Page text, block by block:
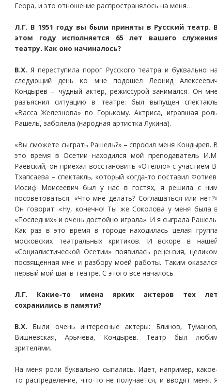
Геора, и это отношение распространялось на меня…
Л.Г. В 1951 году вы были приняты в Русский театр.
этом году исполняется 65 лет вашего
театру. Как оно начиналось?
В.Х. Я переступила порог Русского театра и буквально
следующий день ко мне подошел Леонид
Кондырев – чудный актер, режиссурой занимался. Он
разъяснил ситуацию в театре: был выпущен
«Васса Железнова» по Горькому. Актриса, игравшая
Рашель, заболела (народная артистка Лукина).
«Вы сможете сыграть Рашель?» – спросил меня Кондырев.
это время в Осетии находился мой преподаватель
Раевский, он приехал восстановить «Отелло» с участием
Тхапсаева – спектакль, который когда-то поставил
Иосиф Моисеевич был у нас в гостях, я решила с
посоветоваться: «Что мне делать? Соглашаться или
Он говорит: «Ну, конечно! Ты же Соколова у меня была
«Последних» и очень достойно играла». И я сыграла
Как раз в это время в городе находилась целая
московских театральных критиков. И вскоре в
«Социалистической Осетии» появилась рецензия,
посвященная мне и разбору моей работы. Таким
первый мой шаг в театре. С этого все началось.
Л.Г. Какие-то имена ярких актеров тех
сохранились в памяти?
В.Х. Были очень интересные актеры: Блинов,
Вишневская, Арычева, Кондырев. Театр был
зрителями.
На меня роли буквально сыпались. Идет, например,
то распределение, что-то не получается, и вводят меня.